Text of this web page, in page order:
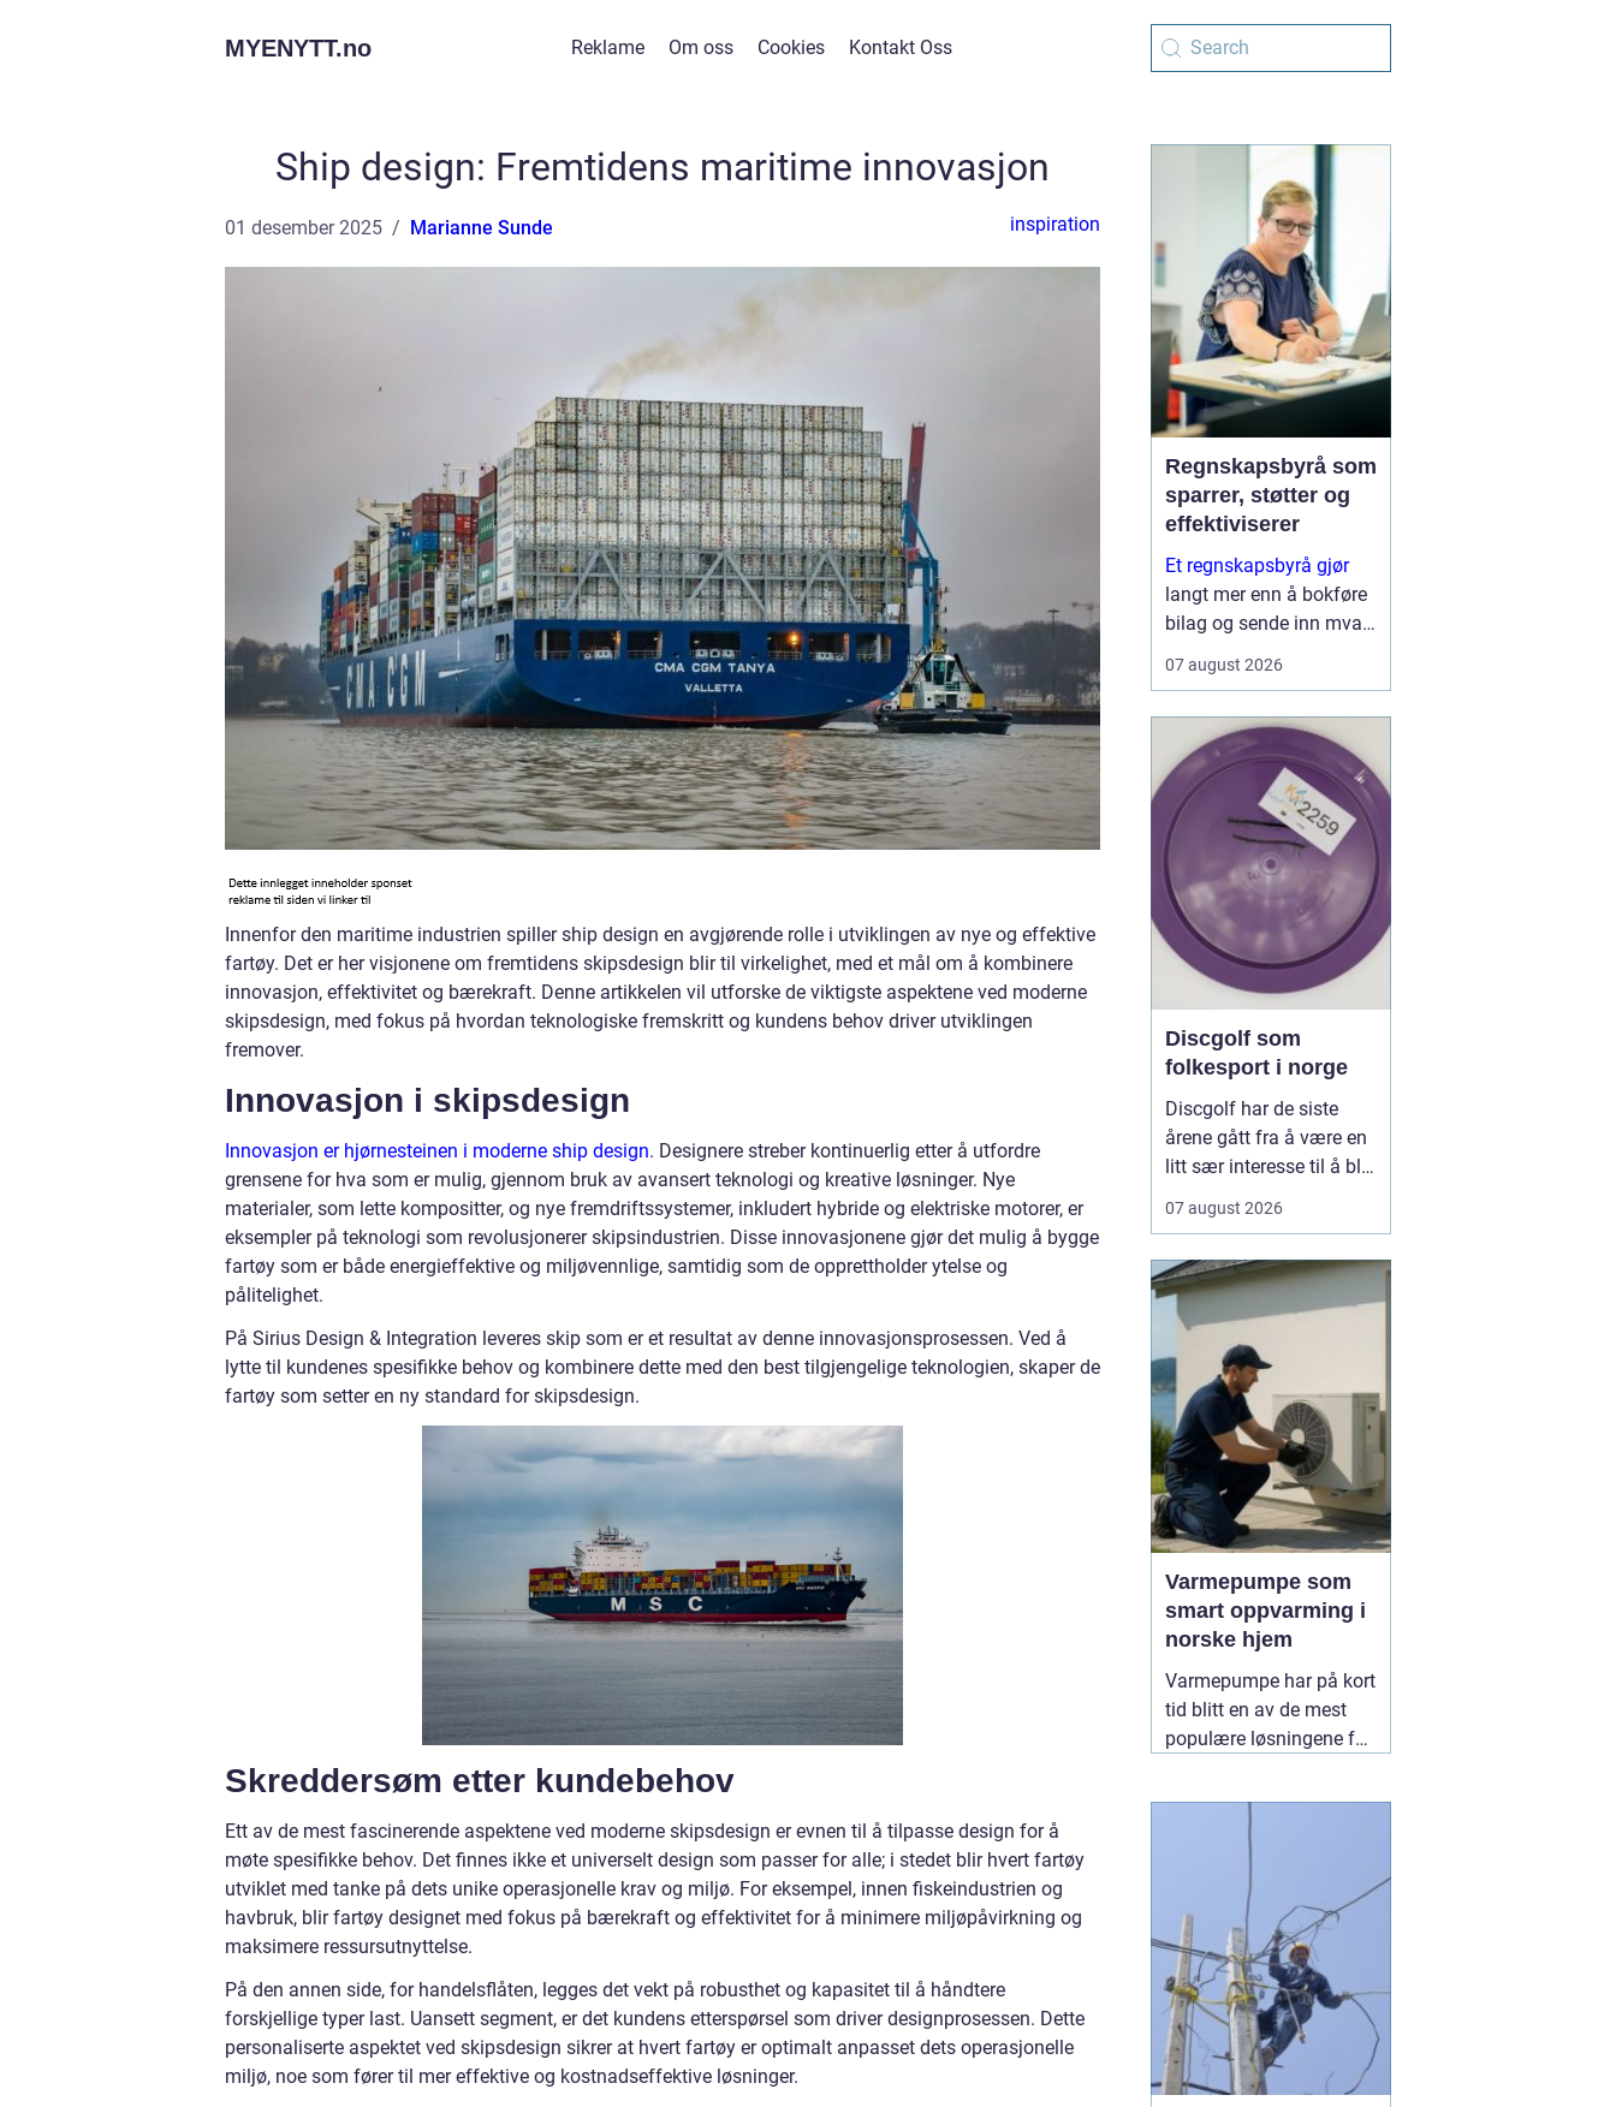
MYENYTT.no Reklame Om oss Cookies Kontakt Oss
Ship design: Fremtidens maritime innovasjon
01 desember 2025 Marianne Sunde inspiration
Innenfor den maritime industrien spiller ship design en avgjørende rolle i utviklingen av nye og effektive
fartøy. Det er her visjonene om fremtidens skipsdesign blir til virkelighet, med et mål om å kombinere
innovasjon, effektivitet og bærekraft. Denne artikkelen vil utforske de viktigste aspektene ved moderne
skipsdesign, med fokus på hvordan teknologiske fremskritt og kundens behov driver utviklingen
fremover.
Innovasjon i skipsdesign
Innovasjon er hjørnesteinen i moderne ship design. Designere streber kontinuerlig etter å utfordre
grensene for hva som er mulig, gjennom bruk av avansert teknologi og kreative løsninger. Nye
materialer, som lette kompositter, og nye fremdriftssystemer, inkludert hybride og elektriske motorer, er
eksempler på teknologi som revolusjonerer skipsindustrien. Disse innovasjonene gjør det mulig å bygge
fartøy som er både energieffektive og miljøvennlige, samtidig som de opprettholder ytelse og
pålitelighet.
På Sirius Design & Integration leveres skip som er et resultat av denne innovasjonsprosessen. Ved å
lytte til kundenes spesifikke behov og kombinere dette med den best tilgjengelige teknologien, skaper de
fartøy som setter en ny standard for skipsdesign.
Skreddersøm etter kundebehov
Ett av de mest fascinerende aspektene ved moderne skipsdesign er evnen til å tilpasse design for å
møte spesifikke behov. Det finnes ikke et universelt design som passer for alle; i stedet blir hvert fartøy
utviklet med tanke på dets unike operasjonelle krav og miljø. For eksempel, innen fiskeindustrien og
havbruk, blir fartøy designet med fokus på bærekraft og effektivitet for å minimere miljøpåvirkning og
maksimere ressursutnyttelse.
På den annen side, for handelsflåten, legges det vekt på robusthet og kapasitet til å håndtere
forskjellige typer last. Uansett segment, er det kundens etterspørsel som driver designprosessen. Dette
personaliserte aspektet ved skipsdesign sikrer at hvert fartøy er optimalt anpasset dets operasjonelle
miljø, noe som fører til mer effektive og kostnadseffektive løsninger.
Regnskapsbyrå som
sparrer, støtter og
effektiviserer
Et regnskapsbyrå gjør
langt mer enn å bokføre
bilag og sende inn mva-
bedrifter fungerer byrået
økonomipartner,
kontrollinstans og
sparringspartner for
videre vekst. Når ...
07 august 2026
Discgolf som
folkesport i norge
Discgolf har de siste
årene gått fra å være en
litt sær interesse til å bli
utendørsaktivitetene i
oppdager hvor gøy,
sosialt og lavterskel
sporten er. Spillet
kombinerer presisjon,
teknikk og
naturopplevels...
07 august 2026
Varmepumpe som
smart oppvarming i
norske hjem
Varmepumpe har på kort
tid blitt en av de mest
populære løsningene for
Mange velger nå bort ren
lavere strømregning og
jevnere inneklima. En
august 2026